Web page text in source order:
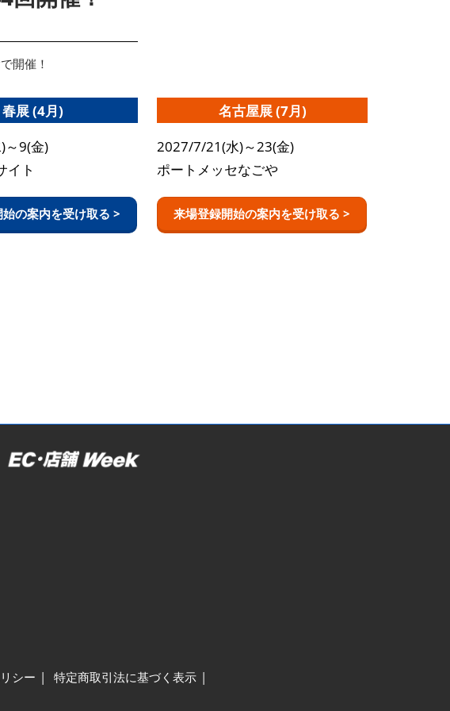
で開催！
春展 (4月)
9(金)
イト
の案内を受け取る >
名古屋展 (7月)
2027/7/21(水)～23(金)
ポートメッセなごや
来場登録開始の案内を受け取る >
シー
特定商取引法に基づく表示